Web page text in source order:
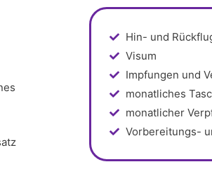
Hin- und
Visum
Impfungen und
monatliches
monatlicher
Vorbereitungs-